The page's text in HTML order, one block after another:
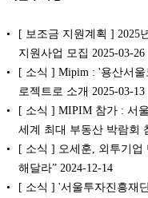
[ 보조금 지원계획 ] 2025
지원사업 모집 2025-03-26
[ 소식 ] Mipim : '용산서
로젝트로 소개 2025-03-13
[ 소식 ] MIPIM 참가 : 서
세계 최대 부동산 박람회
[ 소식 ] 오세훈, 외투기
해달라” 2024-12-14
[ 소식 ] '서울투자진흥재